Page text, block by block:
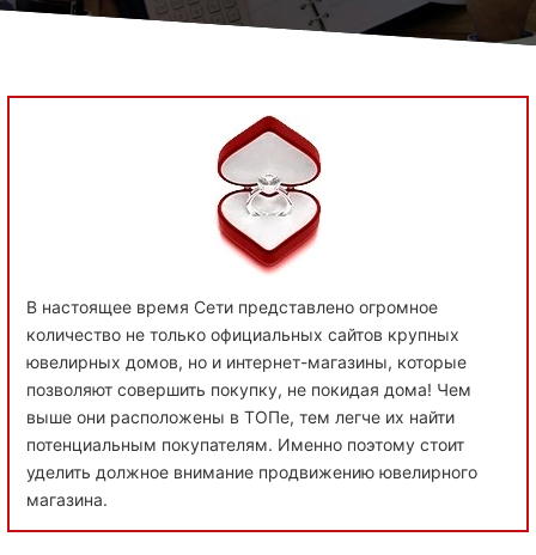
В настоящее время Сети представлено огромное
количество не только официальных сайтов крупных
ювелирных домов, но и интернет-магазины, которые
позволяют совершить покупку, не покидая дома! Чем
выше они расположены в ТОПе, тем легче их найти
потенциальным покупателям. Именно поэтому стоит
уделить должное внимание продвижению ювелирного
магазина.